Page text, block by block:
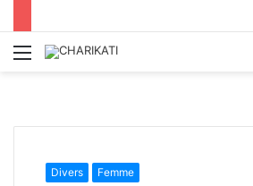
Menu
Divers Femme